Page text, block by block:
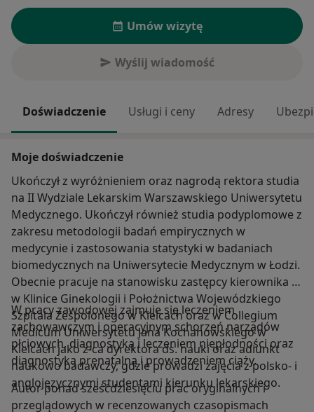
Umów wizytę
Wyślij wiadomość
Doświadczenie Usługi i ceny Adresy
Moje doświadczenie
Ukończył z wyróżnieniem oraz nagrodą rektora studia
na II Wydziale Lekarskim Warszawskiego Uniwersytetu
Medycznego. Ukończył również studia podyplomowe z
zakresu metodologii badań empirycznych w
medycynie i zastosowania statystyki w badaniach
biomedycznych na Uniwersytecie Medycznym w Łodzi.
Obecnie pracuje na stanowisku zastępcy kierownika
w Klinice Ginekologii i Położnictwa Wojewódzkiego
Szpitala Zespolonego w Kielcach oraz w Collegium
Medicum Uniwersytetu Jana Kochanowskiego w
Kielcach jako z-ca dyrektora ds. nauki oraz adiunkt
naukowo badawczy, gdzie prowadzi zajęcia z polsko- i
anglojęzycznymi studentami kierunku lekarskiego.
W pracy zawodowej zajmuje się leczeniem
zachowawczym i operacyjnym schorzeń narządów
płciowych, diagnostyką i leczeniem niepłodności oraz
diagnostyką prenatalną i prowadzeniem ciąży.
Autor ponad sześćdziesięciu prac oryginalnych i
przeglądowych w recenzowanych czasopismach